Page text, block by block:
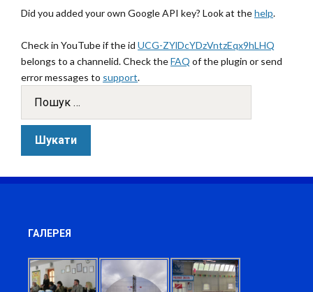
Did you added your own Google API key? Look at thehelp.
Check in YouTube if the id UCG-ZYlDcYDzVntzEqx9hLHQ
belongs to a channelid. Check theFAQ of the plugin or send
error messages to support.
ГАЛЕРЕЯ